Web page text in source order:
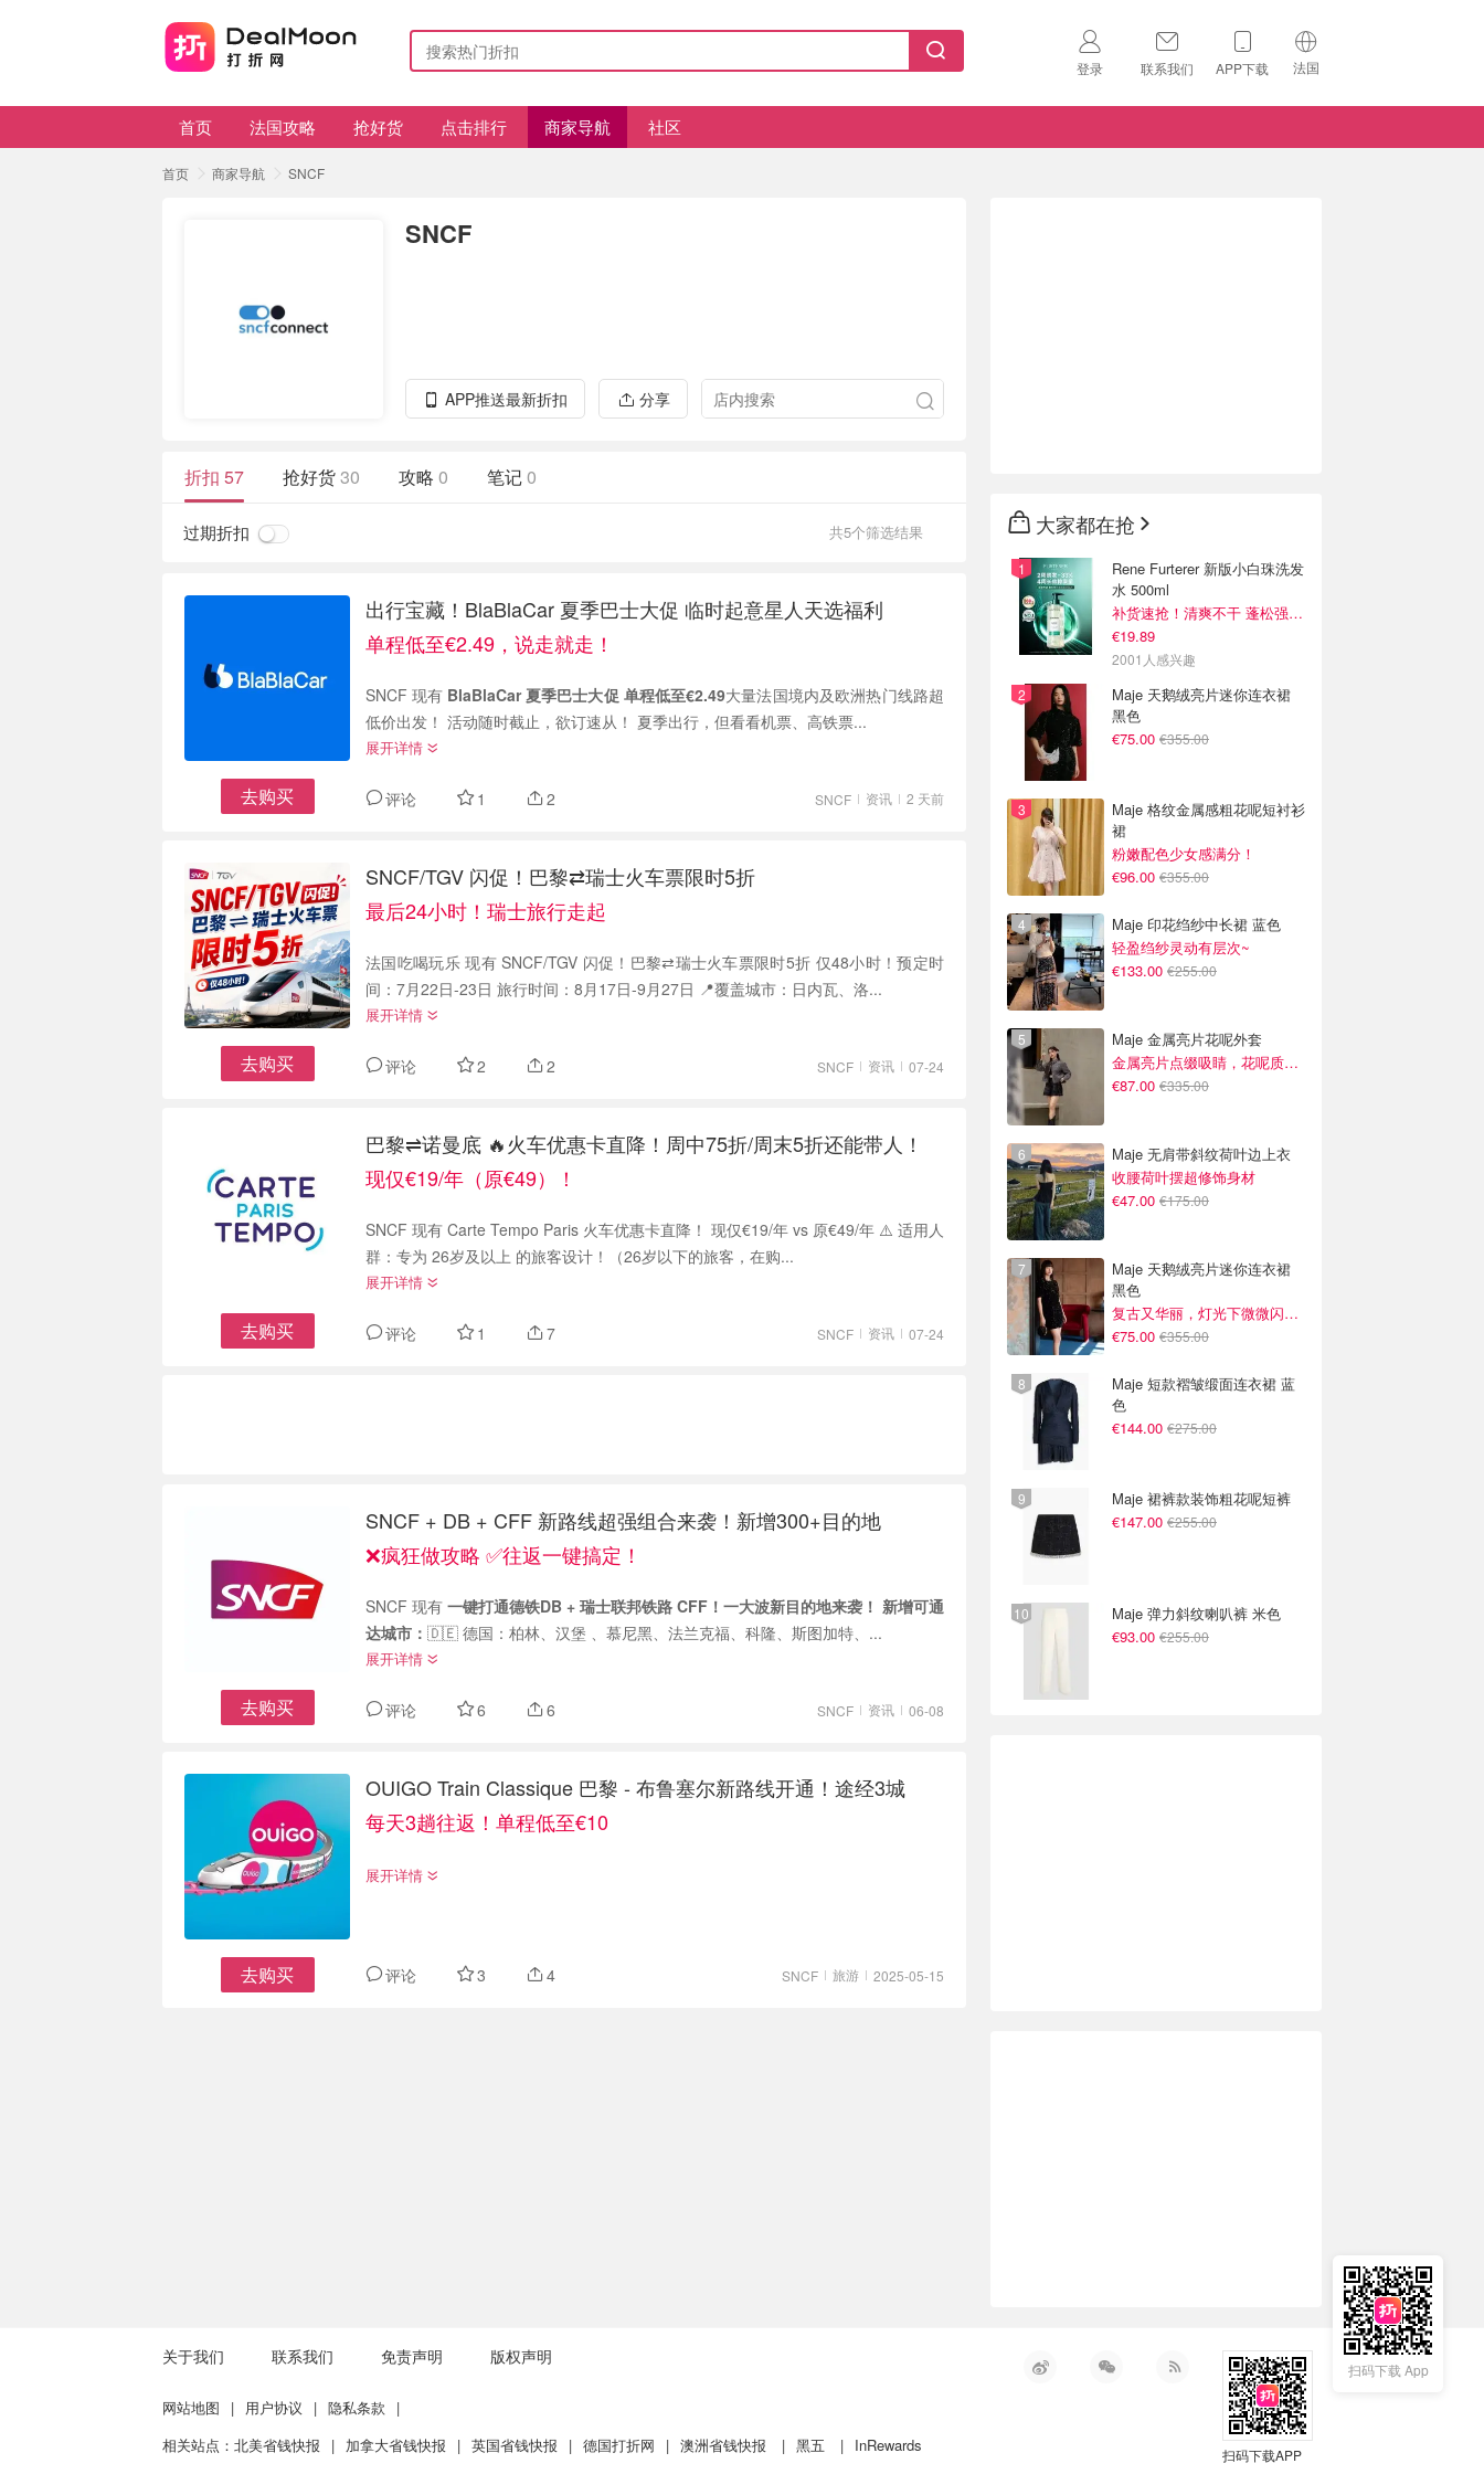
登录 联系我们 APP下载 法国
🇺🇸
首页 法国攻略 抢好货 点击排行 商家导航 社区
首页 商家导航 SNCF
SNCF
APP推送最新折扣 分享
折扣 57 抢好货30 攻略 0 笔记0
过期折扣 共5个筛选结果
去购买
出行宝藏！BlaBlaCar 夏季巴士大促 临时起意星人天选福利
单程低至€2.49，说走就走！
SNCF 现有 BlaBlaCar 夏季巴士大促 单程低至€2.49大量法国境内及欧洲热门线路超
低价出发！ 活动随时截止，欲订速从！ 夏季出行，但看看机票、高铁票...
展开详情
评论 1 2 SNCF 资讯 2 天前
去购买
SNCF/TGV 闪促！巴黎⇄瑞士火车票限时5折
最后24小时！瑞士旅行走起
法国吃喝玩乐 现有 SNCF/TGV 闪促！巴黎⇄瑞士火车票限时5折 仅48小时！预定时
间：7月22日-23日 旅行时间：8月17日-9月27日 📍覆盖城市：日内瓦、洛...
展开详情
评论 2 2 SNCF 资讯 07-24
去购买
巴黎⇌诺曼底 🔥火车优惠卡直降！周中75折/周末5折还能带人！
现仅€19/年（原€49）！
SNCF 现有 Carte Tempo Paris 火车优惠卡直降！ 现仅€19/年 vs 原€49/年 ⚠️ 适用人
群：专为 26岁及以上 的旅客设计！（26岁以下的旅客，在购...
展开详情
评论 1 7 SNCF 资讯 07-24
去购买
SNCF + DB + CFF 新路线超强组合来袭！新增300+目的地
❌疯狂做攻略 ✅往返一键搞定！
SNCF 现有 一键打通德铁DB + 瑞士联邦铁路 CFF！一大波新目的地来袭！ 新增可通
达城市： 🇩🇪 德国：柏林、汉堡 、慕尼黑、法兰克福、科隆、斯图加特、...
展开详情
评论 6 6 SNCF 资讯 06-08
去购买
OUIGO Train Classique 巴黎 - 布鲁塞尔新路线开通！途经3城
每天3趟往返！单程低至€10
展开详情
评论 3 4 SNCF 旅游 2025-05-15
大家都在抢
Rene Furterer 新版小白珠洗发
水 500ml
补货速抢！清爽不干 蓬松强韧秀发
€19.89
2001人感兴趣
Maje 天鹅绒亮片迷你连衣裙
黑色
€75.00 €355.00
Maje 格纹金属感粗花呢短衬衫
裙
粉嫩配色少女感满分！
€96.00 €355.00
Maje 印花绉纱中长裙 蓝色
轻盈绉纱灵动有层次~
€133.00 €255.00
Maje 金属亮片花呢外套
金属亮片点缀吸睛，花呢质感高级又显贵
€87.00 €335.00
Maje 无肩带斜纹荷叶边上衣
收腰荷叶摆超修饰身材
€47.00 €175.00
Maje 天鹅绒亮片迷你连衣裙
黑色
复古又华丽，灯光下微微闪光~
€75.00 €355.00
Maje 短款褶皱缎面连衣裙 蓝
色
€144.00 €275.00
Maje 裙裤款装饰粗花呢短裤
€147.00 €255.00
Maje 弹力斜纹喇叭裤 米色
€93.00 €255.00
扫码下载 App
扫码下载APP
关于我们 联系我们 免责声明 版权声明
网站地图 | 用户协议 | 隐私条款
|
相关站点： 北美省钱快报 | 加拿大省钱快报 | 英国省钱快报 | 德国打折网 | 澳洲省钱快报 | 黑五 | InRewards